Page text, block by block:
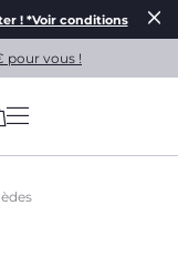
! *Voir conditions
pour vous !
(has more options